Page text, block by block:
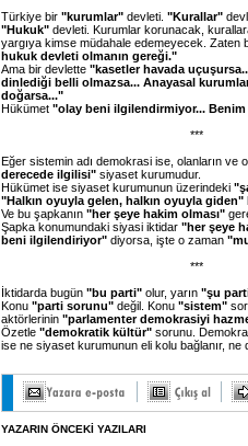
Türkiye bir "kurumlar" devleti. "Kurallar"
"Hukuk" devleti. Kurumlar korunacak,
yargıya kimse müdahale edemeyecek. Zaten
hukuk devleti olmanın gereği."
Ama bir devlette "kasetler havada
dinlediği belli olmazsa... Anayasal
doğarsa..."
Hükümet "olay beni ilgilendirmiyor... Benim
***
Eğer sistemin adı demokrasi ise, olanların ve
derecede ilgilisi" siyaset kurumudur.
Hükümet ise siyaset kurumunun üzerindeki
"Halkın oyuyla gelen, halkın oyuyla giden"
Ve bu şapkanın "her şeye hakim olması"
Şapka konumundaki siyasi iktidar "her şeye
beni ilgilendiriyor" diyorsa, işte o zaman
***
İktidarda bugün "bu parti" olur, yarın "şu
Konu "parti sorunu" değil. Konu "sistem"
aktörlerinin "parlamenter demokrasiyi
Özetle "demokratik kültür" sorunu.
ise ne siyaset kurumunun eli kolu bağlanır, ne
YAZARIN ÖNCEKİ YAZILARI